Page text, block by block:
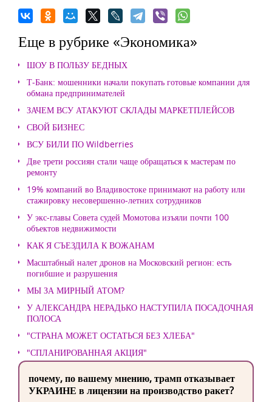
Еще в рубрике «Экономика»
ШОУ В ПОЛЬЗУ БЕДНЫХ
Т-Банк: мошенники начали покупать готовые компании для
обмана предпринимателей
ЗАЧЕМ ВСУ АТАКУЮТ СКЛАДЫ МАРКЕТПЛЕЙСОВ
СВОЙ БИЗНЕС
ВСУ БИЛИ ПО Wildberries
Две трети россиян стали чаще обращаться к мастерам по
ремонту
19% компаний во Владивостоке принимают на работу или
стажировку несовершенно-летних сотрудников
У экс-главы Совета судей Момотова изъяли почти 100
объектов недвижимости
КАК Я СЪЕЗДИЛА К ВОЖАНАМ
Масштабный налет дронов на Московский регион: есть
погибшие и разрушения
МЫ ЗА МИРНЫЙ АТОМ?
У АЛЕКСАНДРА НЕРАДЬКО НАСТУПИЛА ПОСАДОЧНАЯ
ПОЛОСА
"СТРАНА МОЖЕТ ОСТАТЬСЯ БЕЗ ХЛЕБА"
"СПЛАНИРОВАННАЯ АКЦИЯ"
почему, по вашему мнению, трамп отказывает
УКРАИНЕ в лицензии на производство ракет?